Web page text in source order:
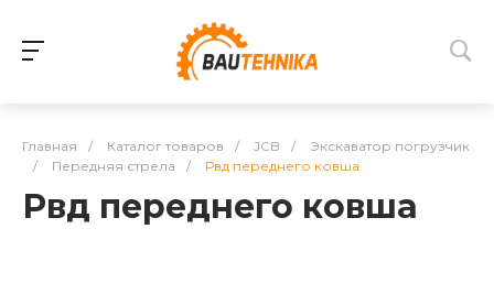
Главная / Каталог товаров / JCB /
Экскаватор погрузчик
/
Передняя стрела / Рвд переднего ковша
Рвд переднего ковша